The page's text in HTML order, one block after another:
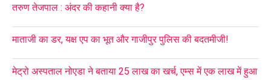
तरुण तेजपाल : अंदर की कहानी क्या है?
माताजी का डर, यक्ष एप का भूत और गाजीपुर पुलिस की बदतमीजी!
मेट्रो अस्पताल नोएडा ने बताया 25 लाख का खर्च, एम्स में एक लाख में हुआ